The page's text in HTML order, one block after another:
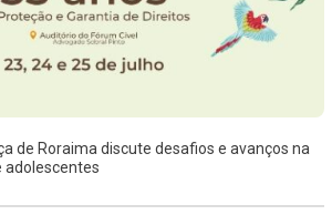
de Roraima discute desafios e avanços na
adolescentes